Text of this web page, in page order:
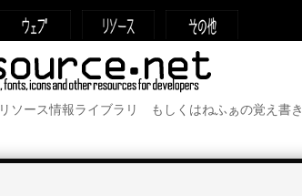
ソース情報ライブラリ もしくはねふぁの覚え書き